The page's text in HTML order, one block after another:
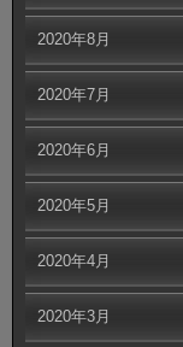
2020年8月
2020年7月
2020年6月
2020年5月
2020年4月
2020年3月